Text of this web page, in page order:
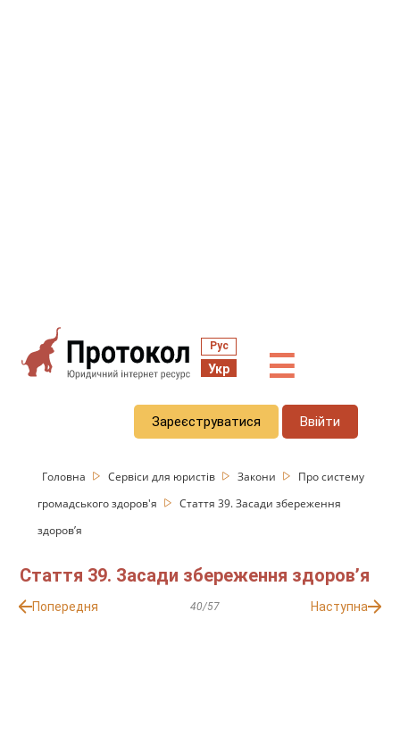
Рус
Укр ☰
Зареєструватися Ввійти
Головна Сервіси для юристів Закони
Про систему
громадського здоров'я
Стаття 39. Засади збереження
здоров’я
Стаття 39. Засади збереження здоров’я
Попередня 40/57 Наступна